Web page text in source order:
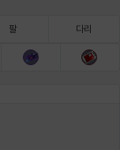
알론소 얀
팔 다리